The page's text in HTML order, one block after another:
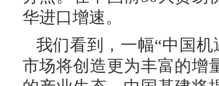
华进口增速。
我们看到，一幅“中国
市场将创造更为丰富的增